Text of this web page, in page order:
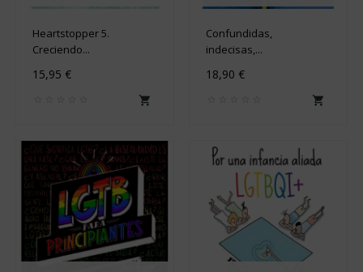
Heartstopper 5.
Creciendo...
15,95 €

Confundidas,
indecisas,...
18,90 €
